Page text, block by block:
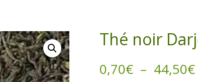
Thé noir
0,70€ – 44,50€